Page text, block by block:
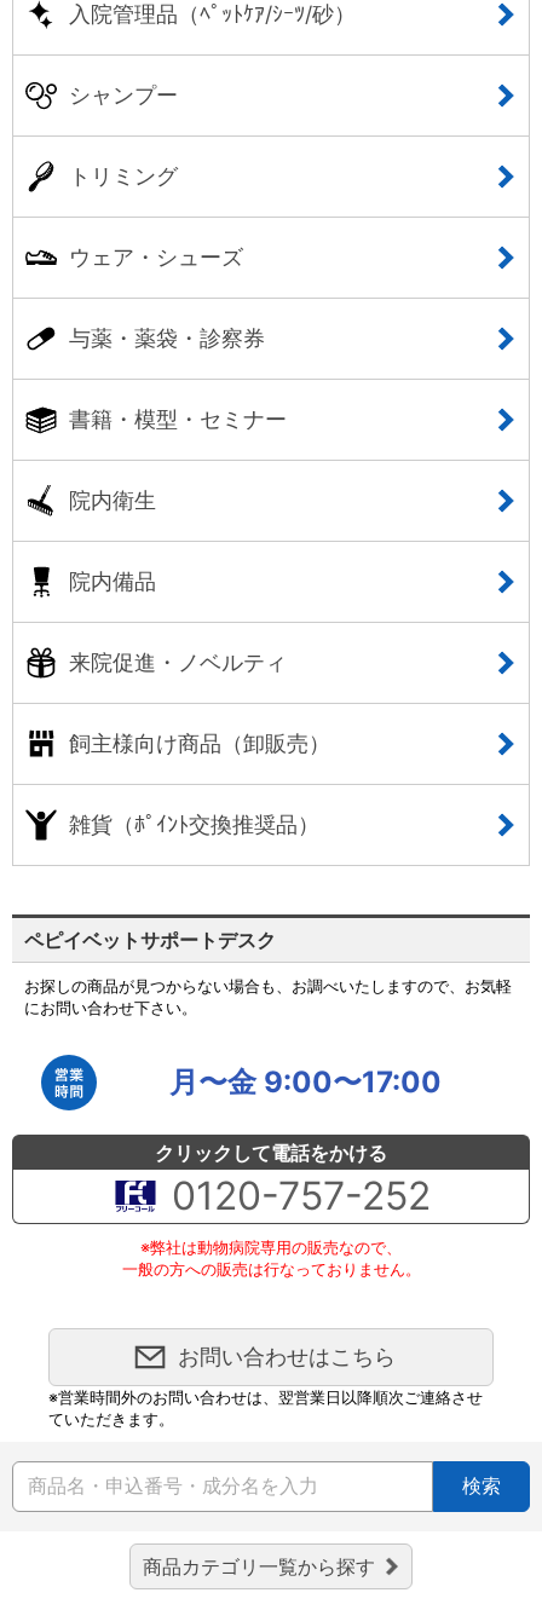
入院管理品（ﾍﾟｯﾄｹｱ/ｼｰﾂ/砂）
シャンプー
トリミング
ウェア・シューズ
与薬・薬袋・診察券
書籍・模型・セミナー
院内衛生
院内備品
来院促進・ノベルティ
飼主様向け商品（卸販売）
雑貨（ﾎﾟｲﾝﾄ交換推奨品）
ペピイベットサポートデスク
お探しの商品が見つからない場合も、お調べいたしますので、お気軽
にお問い合わせ下さい。
月〜金 9:00〜17:00
クリックして電話をかける
0120-757-252
※弊社は動物病院専用の販売なので、
一般の方への販売は行なっておりません。
お問い合わせはこちら
※営業時間外のお問い合わせは、翌営業日以降順次ご連絡させ
ていただきます。
検索
商品カテゴリ一覧から探す